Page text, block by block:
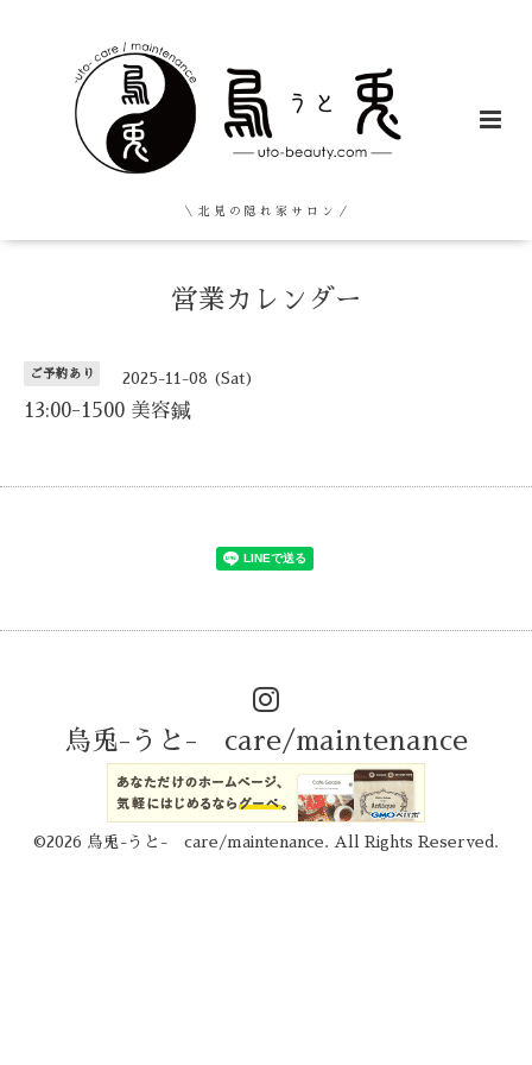
＼ 北 見 の 隠 れ 家 サ ロ ン ／
営業カレンダー
ご予約あり 2025-11-08 (Sat)
13:00-1500 美容鍼
烏兎-うと- care/maintenance
©2026 烏兎-うと- care/maintenance . All Rights Reserved.